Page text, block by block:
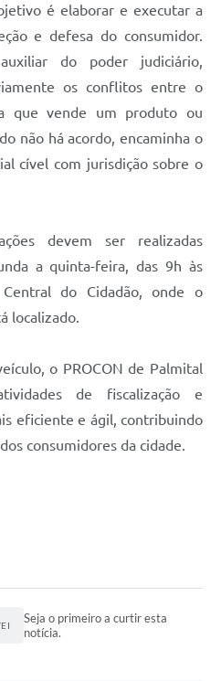
é elaborar e executar a
e defesa do consumidor.
do poder judiciário,
os conflitos entre o
que vende um produto ou
não há acordo, encaminha o
cível com jurisdição sobre o
devem ser realizadas
a quinta-feira, das 9h às
do Cidadão, onde o
localizado.
o PROCON de Palmital
de fiscalização e
eficiente e ágil, contribuindo
consumidores da cidade.
Seja o primeiro a curtir esta
notícia.